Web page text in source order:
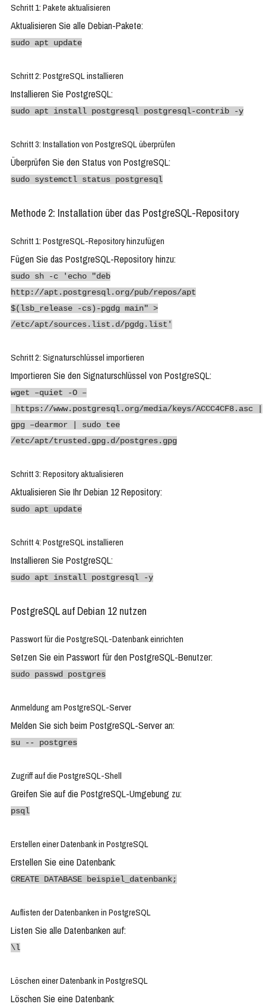
Schritt 1: Pakete aktualisieren
Aktualisieren Sie alle Debian-Pakete:
sudo apt update
Schritt 2: PostgreSQL installieren
Installieren Sie PostgreSQL:
sudo apt install postgresql postgresql-contrib -y
Schritt 3: Installation von PostgreSQL überprüfen
Überprüfen Sie den Status von PostgreSQL:
sudo systemctl status postgresql
Methode 2: Installation über das PostgreSQL-Repository
Schritt 1: PostgreSQL-Repository hinzufügen
Fügen Sie das PostgreSQL-Repository hinzu:
sudo sh -c 'echo "deb
http://apt.postgresql.org/pub/repos/apt
$(lsb_release -cs)-pgdg main" >
/etc/apt/sources.list.d/pgdg.list'
Schritt 2: Signaturschlüssel importieren
Importieren Sie den Signaturschlüssel von PostgreSQL:
wget –quiet -O –
https://www.postgresql.org/media/keys/ACCC4CF8.asc |
gpg –dearmor | sudo tee
/etc/apt/trusted.gpg.d/postgres.gpg
Schritt 3: Repository aktualisieren
Aktualisieren Sie Ihr Debian 12 Repository:
sudo apt update
Schritt 4: PostgreSQL installieren
Installieren Sie PostgreSQL:
sudo apt install postgresql -y
PostgreSQL auf Debian 12 nutzen
Passwort für die PostgreSQL-Datenbank einrichten
Setzen Sie ein Passwort für den PostgreSQL-Benutzer:
sudo passwd postgres
Anmeldung am PostgreSQL-Server
Melden Sie sich beim PostgreSQL-Server an:
su -- postgres
Zugriff auf die PostgreSQL-Shell
Greifen Sie auf die PostgreSQL-Umgebung zu:
psql
Erstellen einer Datenbank in PostgreSQL
Erstellen Sie eine Datenbank:
CREATE DATABASE beispiel_datenbank;
Auflisten der Datenbanken in PostgreSQL
Listen Sie alle Datenbanken auf:
\l
Löschen einer Datenbank in PostgreSQL
Löschen Sie eine Datenbank: